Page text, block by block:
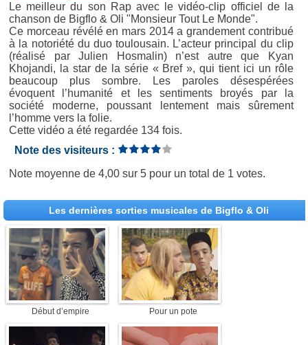
Le meilleur du son Rap avec le vidéo-clip officiel de la
chanson de Bigflo & Oli "Monsieur Tout Le Monde".
Ce morceau révélé en mars 2014 a grandement contribué
à la notoriété du duo toulousain. L’acteur principal du clip
(réalisé par Julien Hosmalin) n’est autre que Kyan
Khojandi, la star de la série « Bref », qui tient ici un rôle
beaucoup plus sombre. Les paroles désespérées
évoquent l’humanité et les sentiments broyés par la
société moderne, poussant lentement mais sûrement
l’homme vers la folie.
Cette vidéo a été regardée 134 fois.
Note des visiteurs :
Note moyenne de4,00 sur5 pour un total de 1 votes.
Les dernières sorties musicales de Bigflo & Oli
Début d’empire Pour un pote